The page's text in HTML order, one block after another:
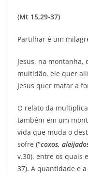
(Mt 15,29-37)
Partilhar é um
Jesus, na montanha,
multidão, ele quer
Jesus quer matar a
O relato da
também em um
vida que muda o
sofre (“coxos,
v.30), entre os quais
37). A quantidade e